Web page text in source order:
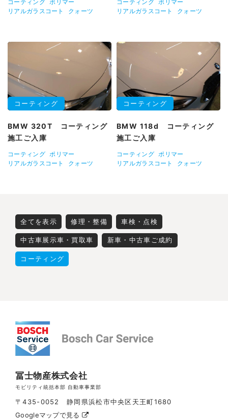
コーティング
ポリマー
リアルガラスコート
クォーツ
コーティング
ポリマー
リアルガラスコート
クォーツ
コーティング
BMW 320T コーティング
施工ご入庫
コーティング ポリマー
リアルガラスコート
クォーツ
コーティング
BMW 118d コーティング
施工ご入庫
コーティング ポリマー
リアルガラスコート
クォーツ
全てを表示 修理・整備 車検・点検
中古車展示車・買取車 新車・中古車ご成約
コーティング
冨士物産株式会社
モビリティ統括本部 自動車事業部
〒435-0052 静岡県浜松市中央区天王町1680
Googleマップで見る